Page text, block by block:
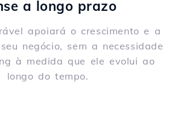
a longo prazo
apoiará o crescimento e a
negócio, sem a necessidade
à medida que ele evolui ao
longo do tempo.